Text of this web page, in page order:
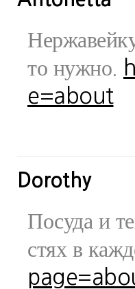
то нужно.
e=about
Dorothy
Посуда и
стях в